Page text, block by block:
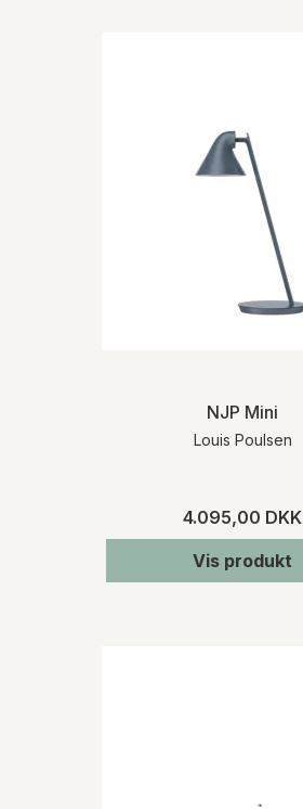
NJP Mini
Louis Poulsen
4.095,00 DKK
Vis produkt